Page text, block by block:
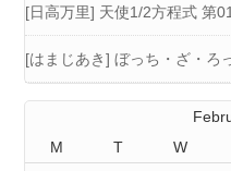
[日高万里] 天使1/2方程式 第
[はまじあき] ぼっち・ざ・ろ
M
T W